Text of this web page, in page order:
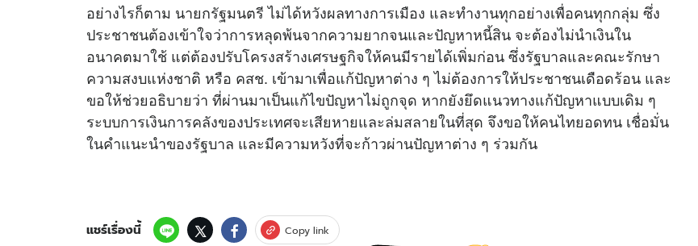
u
t
e
อย่างไรก็ตาม นายกรัฐมนตรี ไม่ได้หวังผลทางการเมือง และทำงานทุกอย่างเพื่อคนทุกกลุ่ม ซึ่ง
ประชาชนต้องเข้าใจว่าการหลุดพ้นจากความยากจนและปัญหาหนี้สิน จะต้องไม่นำเงินใน
อนาคตมาใช้ แต่ต้องปรับโครงสร้างเศรษฐกิจให้คนมีรายได้เพิ่มก่อน ซึ่งรัฐบาลและคณะรักษา
ความสงบแห่งชาติ หรือ คสช. เข้ามาเพื่อแก้ปัญหาต่าง ๆ ไม่ต้องการให้ประชาชนเดือดร้อน และ
ขอให้ช่วยอธิบายว่า ที่ผ่านมาเป็นแก้ไขปัญหาไม่ถูกจุด หากยังยึดแนวทางแก้ปัญหาแบบเดิม ๆ
ระบบการเงินการคลังของประเทศจะเสียหายและล่มสลายในที่สุด จึงขอให้คนไทยอดทน เชื่อมั่น
ในคำแนะนำของรัฐบาล และมีความหวังที่จะก้าวผ่านปัญหาต่าง ๆ ร่วมกัน
แชร์เรื่องนี้ Copy link